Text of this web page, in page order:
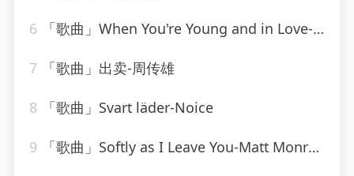
6 「歌曲」When You're Young and in Love-John Alford
7 「歌曲」出卖-周传雄
8 「歌曲」Svart läder-Noice
9 「歌曲」Softly as I Leave You-Matt Monro_20260805_113816